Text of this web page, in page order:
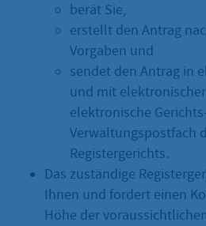
berät Sie,
erstellt den Antrag
Vorgaben und
sendet den Antrag in
und mit
elektronische
Verwaltungspostfach
Registergerichts.
Das zuständige
Ihnen und fordert einen
Höhe der